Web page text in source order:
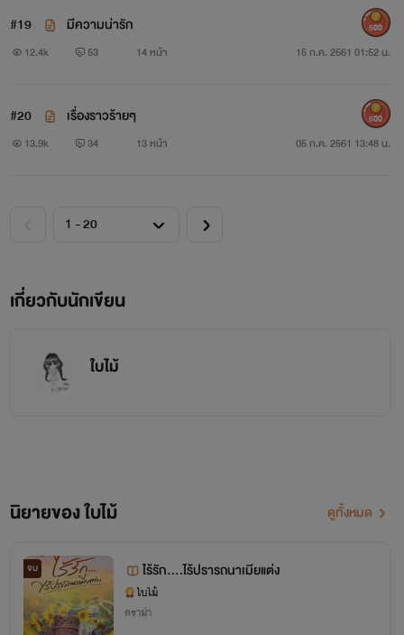
#19 มีความน่ารัก
12.4k 53 14 หน้า 15 ก.ค. 2561 01:52 น.
500
#20 เรื่องราวร้ายๆ
13.9k 34 13 หน้า 05 ก.ค. 2561 13:48 น.
500
เกี่ยวกับนักเขียน
ใบไม้
นิยายของ ใบไม้ ดูทั้งหมด
จบ ไร้รัก....ไร้ปรารถนาเมียแต่ง
ใบไม้
ดราม่า